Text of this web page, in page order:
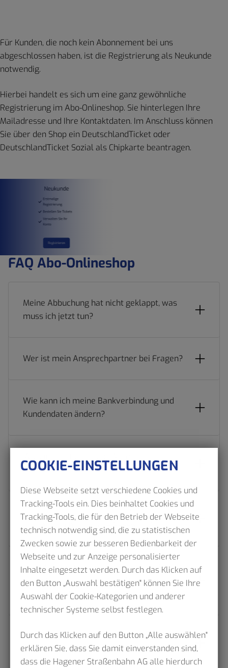
Für Kunden, die noch kein Abonnement bei uns
abgeschlossen haben, ist die Registrierung als Neukunde
notwendig.
Hierbei handelt es sich um eine ganz gewöhnliche
Registrierung im Abo-Onlineshop. Sie hinterlegen Ihre
Mailadresse und Ihre Kontaktdaten. Im Anschluss können
Sie über den Shop ein DeutschlandTicket oder
DeutschlandTicket Sozial als Chipkarte beantragen.
FAQ Abo-Onlineshop
Meine Abbuchung hat nicht geklappt, was
muss ich jetzt tun?
Wer ist mein Ansprechpartner bei Fragen?
Wie kann ich meine Bankverbindung und
Kundendaten ändern?
melden?
Ich kann mich nicht mehr einloggen,
bekomme ich ein neues Passwort?
Ich habe eine EBE erhalten, wo kann ich
einen Nachweis über die Gültigkeit meines
Tickets erhalten?
Wie kann ich mein Konto bzw. meinen
Account deaktivieren?
COOKIE-EINSTELLUNGEN
Diese Webseite setzt verschiedene Cookies und
Tracking-Tools ein. Dies beinhaltet Cookies und
Tracking-Tools, die für den Betrieb der Webseite
technisch notwendig sind, die zu statistischen
Zwecken sowie zur besseren Bedienbarkeit der
Webseite und zur Anzeige personalisierter
Inhalte eingesetzt werden. Durch das Klicken auf
den Button „Auswahl bestätigen" können Sie Ihre
Auswahl der Cookie-Kategorien und anderer
technischer Systeme selbst festlegen.
Durch das Klicken auf den Button „Alle auswählen"
erklären Sie, dass Sie damit einverstanden sind,
dass die Hagener Straßenbahn AG alle hierdurch